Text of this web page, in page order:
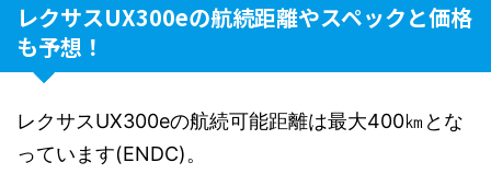
レクサスUX300eの航続距離やスペックと価格
も予想！
レクサスUX300eの航続可能距離は最大400㎞とな
っています(ENDC)。